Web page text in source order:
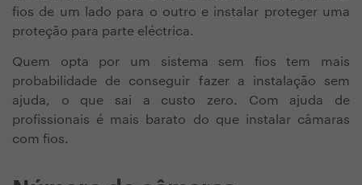
fios de um lado para o outro e instalar proteger uma
proteção para parte eléctrica.
Quem opta por um sistema sem fios tem mais
probabilidade de conseguir fazer a instalação sem
ajuda, o que sai a custo zero. Com ajuda de
profissionais é mais barato do que instalar câmaras
com fios.